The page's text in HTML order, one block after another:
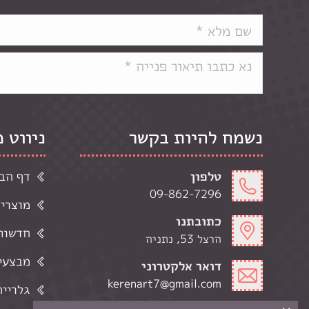
נשמח להיות בקשר
טלפון
09-862-7296
כתובתנו
הרצל 53, נתניה
דואר אלקטרוני
kerenart7@gmail.com
דף